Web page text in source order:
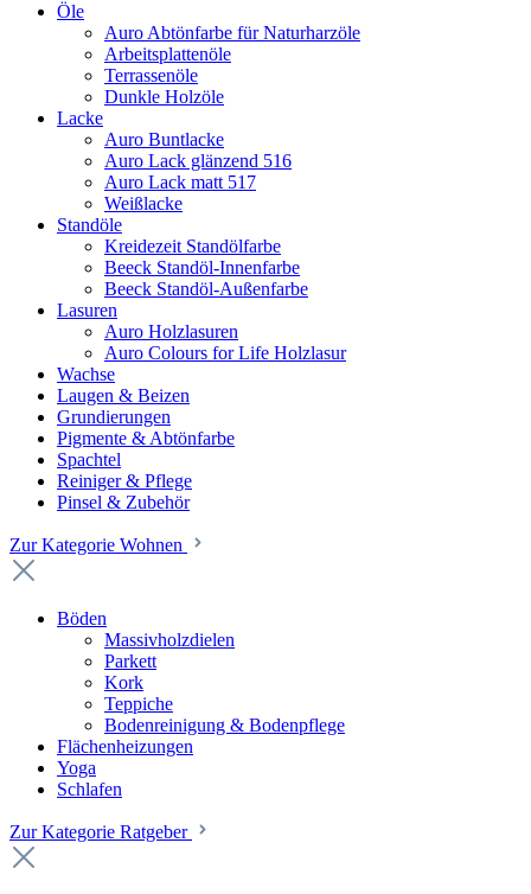
Öle
Auro Abtönfarbe für Naturharzöle
Arbeitsplattenöle
Terrassenöle
Dunkle Holzöle
Lacke
Auro Buntlacke
Auro Lack glänzend 516
Auro Lack matt 517
Weißlacke
Standöle
Kreidezeit Standölfarbe
Beeck Standöl-Innenfarbe
Beeck Standöl-Außenfarbe
Lasuren
Auro Holzlasuren
Auro Colours for Life Holzlasur
Wachse
Laugen & Beizen
Grundierungen
Pigmente & Abtönfarbe
Spachtel
Reiniger & Pflege
Pinsel & Zubehör
Zur Kategorie Wohnen
Böden
Massivholzdielen
Parkett
Kork
Teppiche
Bodenreinigung & Bodenpflege
Flächenheizungen
Yoga
Schlafen
Zur Kategorie Ratgeber